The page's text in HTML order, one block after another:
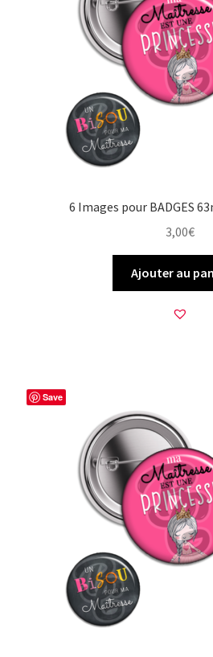
6 Images pour BADGES
3,00€
Ajouter au
Save